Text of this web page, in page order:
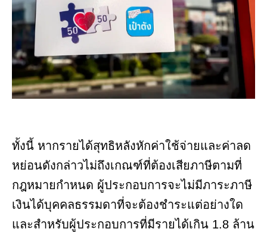
ทั้งนี้ หากรายได้สุทธิหลังหักค่าใช้จ่ายและค่าลด
หย่อนดังกล่าวไม่ถึงเกณฑ์ที่ต้องเสียภาษีตามที่
กฎหมายกำหนด ผู้ประกอบการจะไม่มีภาระภาษี
เงินได้บุคคลธรรมดาที่จะต้องชำระแต่อย่างใด
และสำหรับผู้ประกอบการที่มีรายได้เกิน 1.8 ล้าน